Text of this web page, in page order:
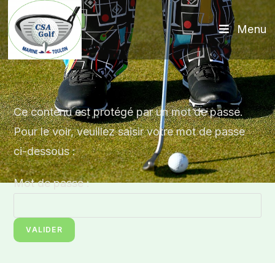
Menu
Ce contenu est protégé par un mot de passe.
Pour le voir, veuillez saisir votre mot de passe
ci-dessous :
Mot de passe :